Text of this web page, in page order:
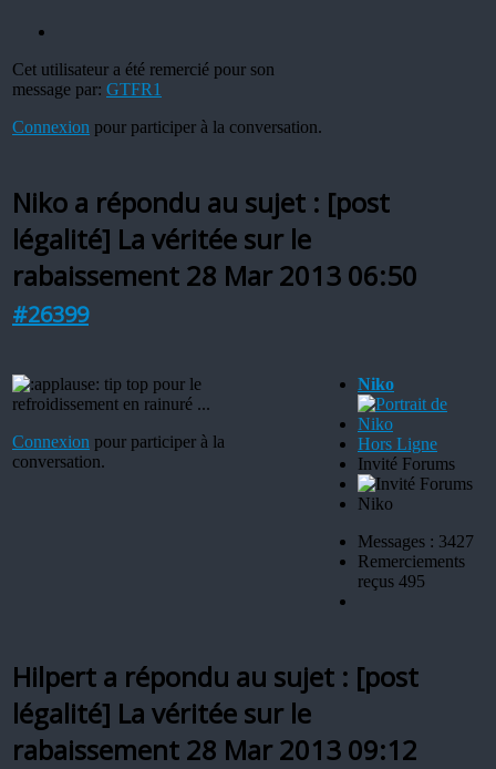
Cet utilisateur a été remercié pour son
message par: GTFR1
Connexion pour participer à la conversation.
Niko a répondu au sujet : [post
légalité] La véritée sur le
rabaissement 28 Mar 2013 06:50
#26399
tip top pour le
refroidissement en rainuré ...
Connexion pour participer à la
conversation.
Niko
Hors Ligne
Invité Forums
Niko
Messages : 3427
Remerciements
reçus 495
Hilpert a répondu au sujet : [post
légalité] La véritée sur le
rabaissement 28 Mar 2013 09:12